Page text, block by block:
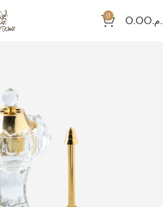
0 0.00